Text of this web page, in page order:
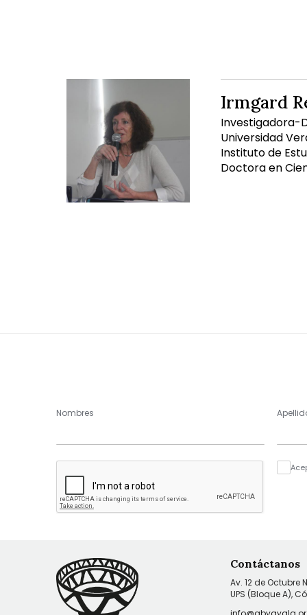
Irmgard
Investigadora-
Universidad
Instituto de
Doctora en
Nombres
Contáctanos
Av. 12 de Octubre
UPS (Bloque A),